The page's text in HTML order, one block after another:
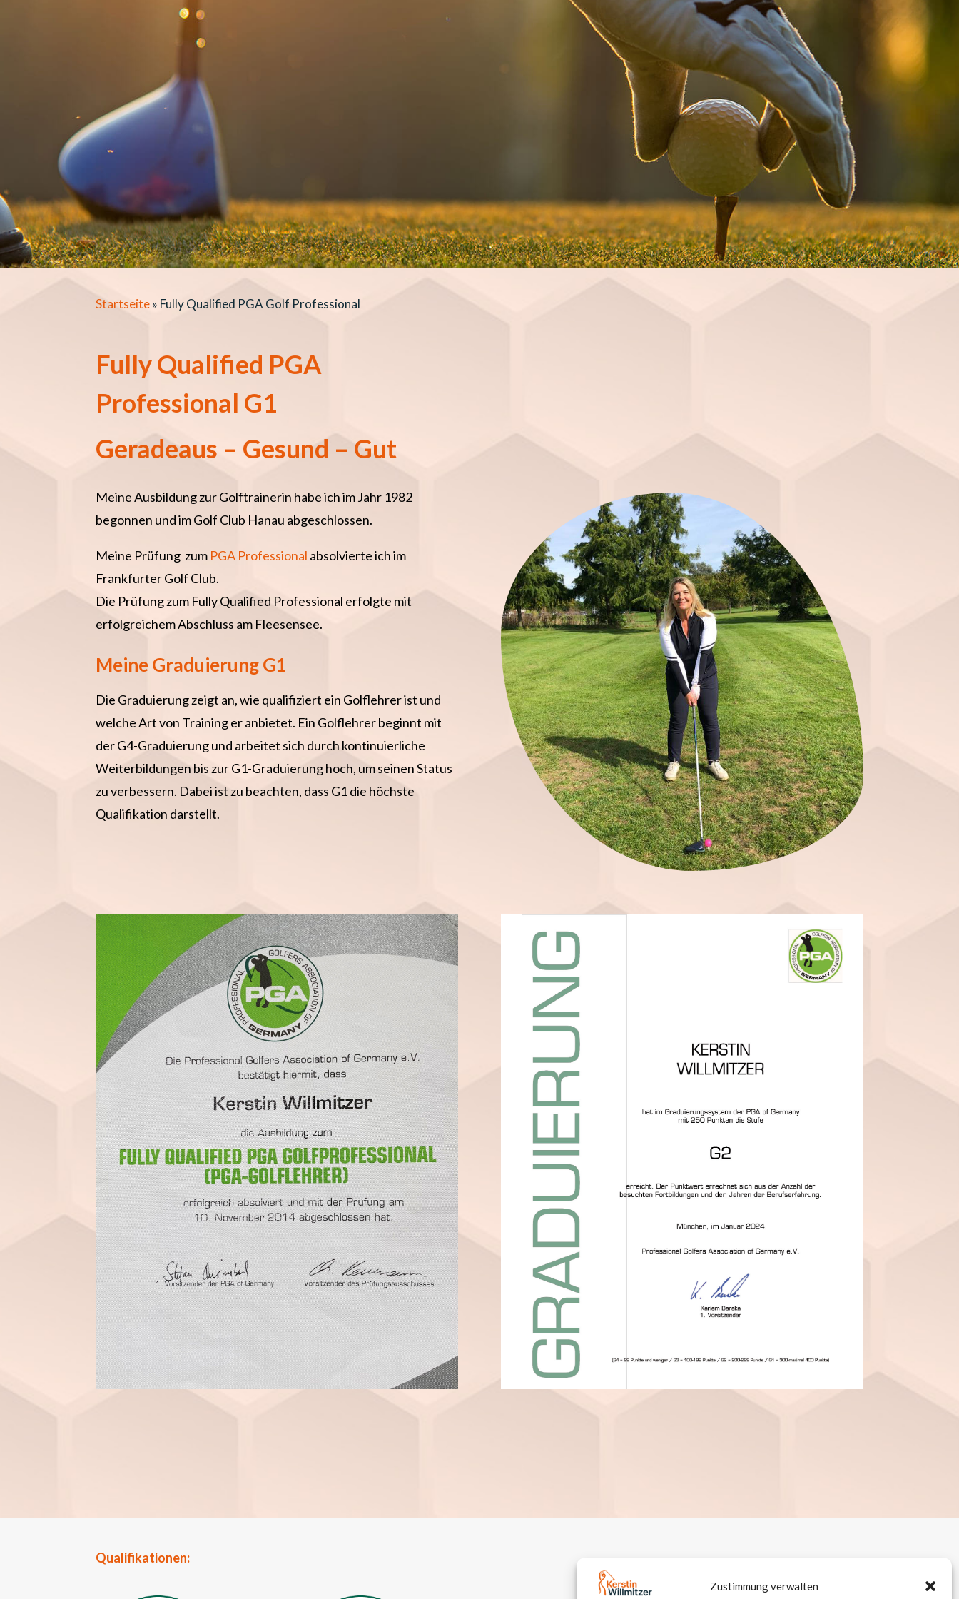
Zustimmung verwalten
Startseite» Fully Qualified PGA Golf Professional
Fully Qualified PGA
Professional G1
Geradeaus – Gesund – Gut
Meine Ausbildung zur Golftrainerin habe ich im Jahr 1982
begonnen und im Golf Club Hanau abgeschlossen.
Meine Prüfung zum PGA Professional absolvierte ich im
Frankfurter Golf Club.
Die Prüfung zum Fully Qualified Professional erfolgte mit
erfolgreichem Abschluss am Fleesensee.
Meine Graduierung G1
Die Graduierung zeigt an, wie qualifiziert ein Golflehrer ist und
welche Art von Training er anbietet. Ein Golflehrer beginnt mit
der G4-Graduierung und arbeitet sich durch kontinuierliche
Weiterbildungen bis zur G1-Graduierung hoch, um seinen Status
zu verbessern. Dabei ist zu beachten, dass G1 die höchste
Qualifikation darstellt.
Qualifikationen: